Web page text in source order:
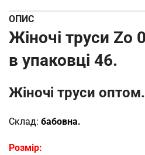
ОПИС
Жіночі труси Zo
в упаковці 46.
Жіночі труси оптом.
Склад: бабовна.
Розмір: